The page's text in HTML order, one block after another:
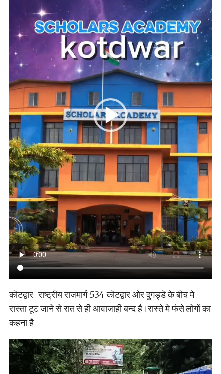
कोटद्वार-राष्ट्रीय राजमार्ग 534 कोटद्वार ओर दुगड्डे के बीच मे
रास्ता टूट जाने से रात से ही आवाजाही बन्द है।रास्ते मे फंसे लोगों का
कहना है